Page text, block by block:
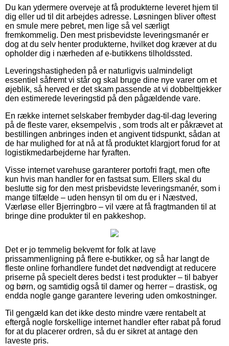
Du kan ydermere overveje at få produkterne leveret hjem til
dig eller ud til dit arbejdes adresse. Løsningen bliver oftest
en smule mere pebret, men lige så vel særligt
fremkommelig. Den mest prisbevidste leveringsmanér er
dog at du selv henter produkterne, hvilket dog kræver at du
opholder dig i nærheden af e-butikkens tilholdssted.
Leveringshastigheden på er naturligvis ualmindeligt
essentiel såfremt vi står og skal bruge dine nye varer om et
øjeblik, så herved er det skam passende at vi dobbelttjekker
den estimerede leveringstid på den pågældende vare.
En række internet selskaber frembyder dag-til-dag levering
på de fleste varer, eksempelvis , som trods alt er påkrævet at
bestillingen anbringes inden et angivent tidspunkt, sådan at
de har mulighed for at nå at få produktet klargjort forud for at
logistikmedarbejderne har fyraften.
Visse internet varehuse garanterer portofri fragt, men ofte
kun hvis man handler for en fastsat sum. Ellers skal du
beslutte sig for den mest prisbevidste leveringsmanér, som i
mange tilfælde – uden hensyn til om du er i Næstved,
Værløse eller Bjerringbro – vil være at få fragtmanden til at
bringe dine produkter til en pakkeshop.
Det er jo temmelig bekvemt for folk at lave
prissammenligning på flere e-butikker, og så har langt de
fleste online forhandlere fundet det nødvendigt at reducere
priserne på specielt deres bedst i test produkter – til babyer
og børn, og samtidig også til damer og herrer – drastisk, og
endda nogle gange garantere levering uden omkostninger.
Til gengæld kan det ikke desto mindre være rentabelt at
eftergå nogle forskellige internet handler efter rabat på forud
for at du placerer ordren, så du er sikret at antage den
laveste pris.